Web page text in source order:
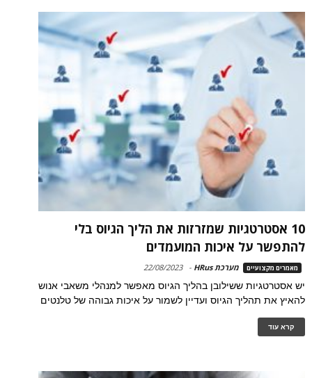
10 אסטרטגיות שמזרזות את הליך הגיוס בלי
להתפשר על איכות המועמדים
מאמרים מקצועיים מערכת HRus -
22/08/2023
יש אסטרטגיות ששילובן בהליך הגיוס מאפשר למנהלי משאבי אנוש
להאיץ את תהליך הגיוס ועדיין לשמור על איכות גבוהה של טלנטים
קרא עוד